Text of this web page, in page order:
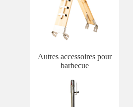
Autres accessoires pour
barbecue